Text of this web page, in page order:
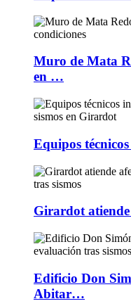
Muro de Mata
en …
Equipos
Girardot
Edificio Don
Abitar…